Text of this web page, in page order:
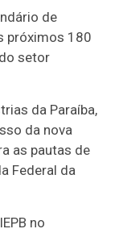
de
próximos 180
setor
da Paraíba,
da nova
as pautas de
Federal da
no